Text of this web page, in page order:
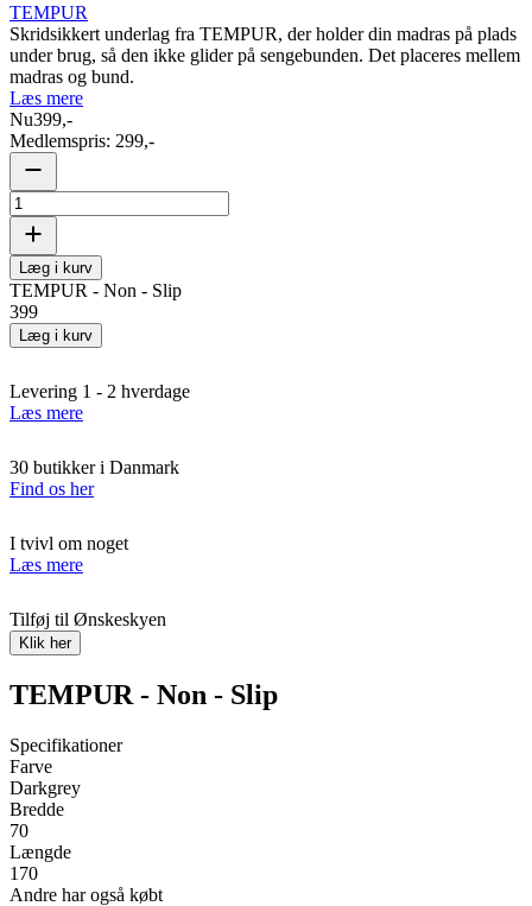
TEMPUR
Skridsikkert underlag fra TEMPUR, der holder din madras på plads
under brug, så den ikke glider på sengebunden. Det placeres mellem
madras og bund.
Læs mere
Nu399,-
Medlemspris: 299,-
Læg i kurv
TEMPUR - Non - Slip
399
Læg i kurv
Levering 1 - 2 hverdage
Læs mere
30 butikker i Danmark
Find os her
I tvivl om noget
Læs mere
Tilføj til Ønskeskyen
Klik her
TEMPUR - Non - Slip
Specifikationer
Farve
Darkgrey
Bredde
70
Længde
170
Andre har også købt